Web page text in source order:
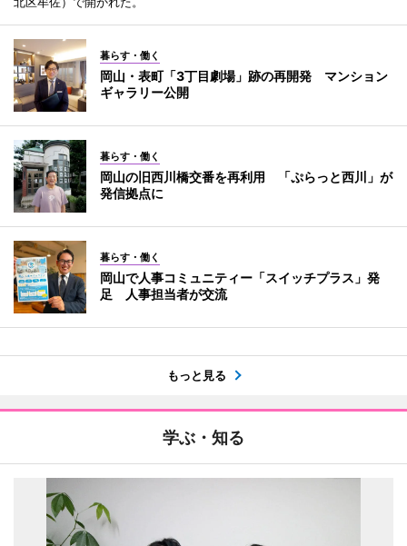
暮らす・働く
岡山・表町「3丁目劇場」跡の再開発 マンション
ギャラリー公開
暮らす・働く
岡山の旧西川橋交番を再利用 「ぷらっと西川」が
発信拠点に
暮らす・働く
岡山で人事コミュニティー「スイッチプラス」発
足 人事担当者が交流
もっと見る
学ぶ・知る